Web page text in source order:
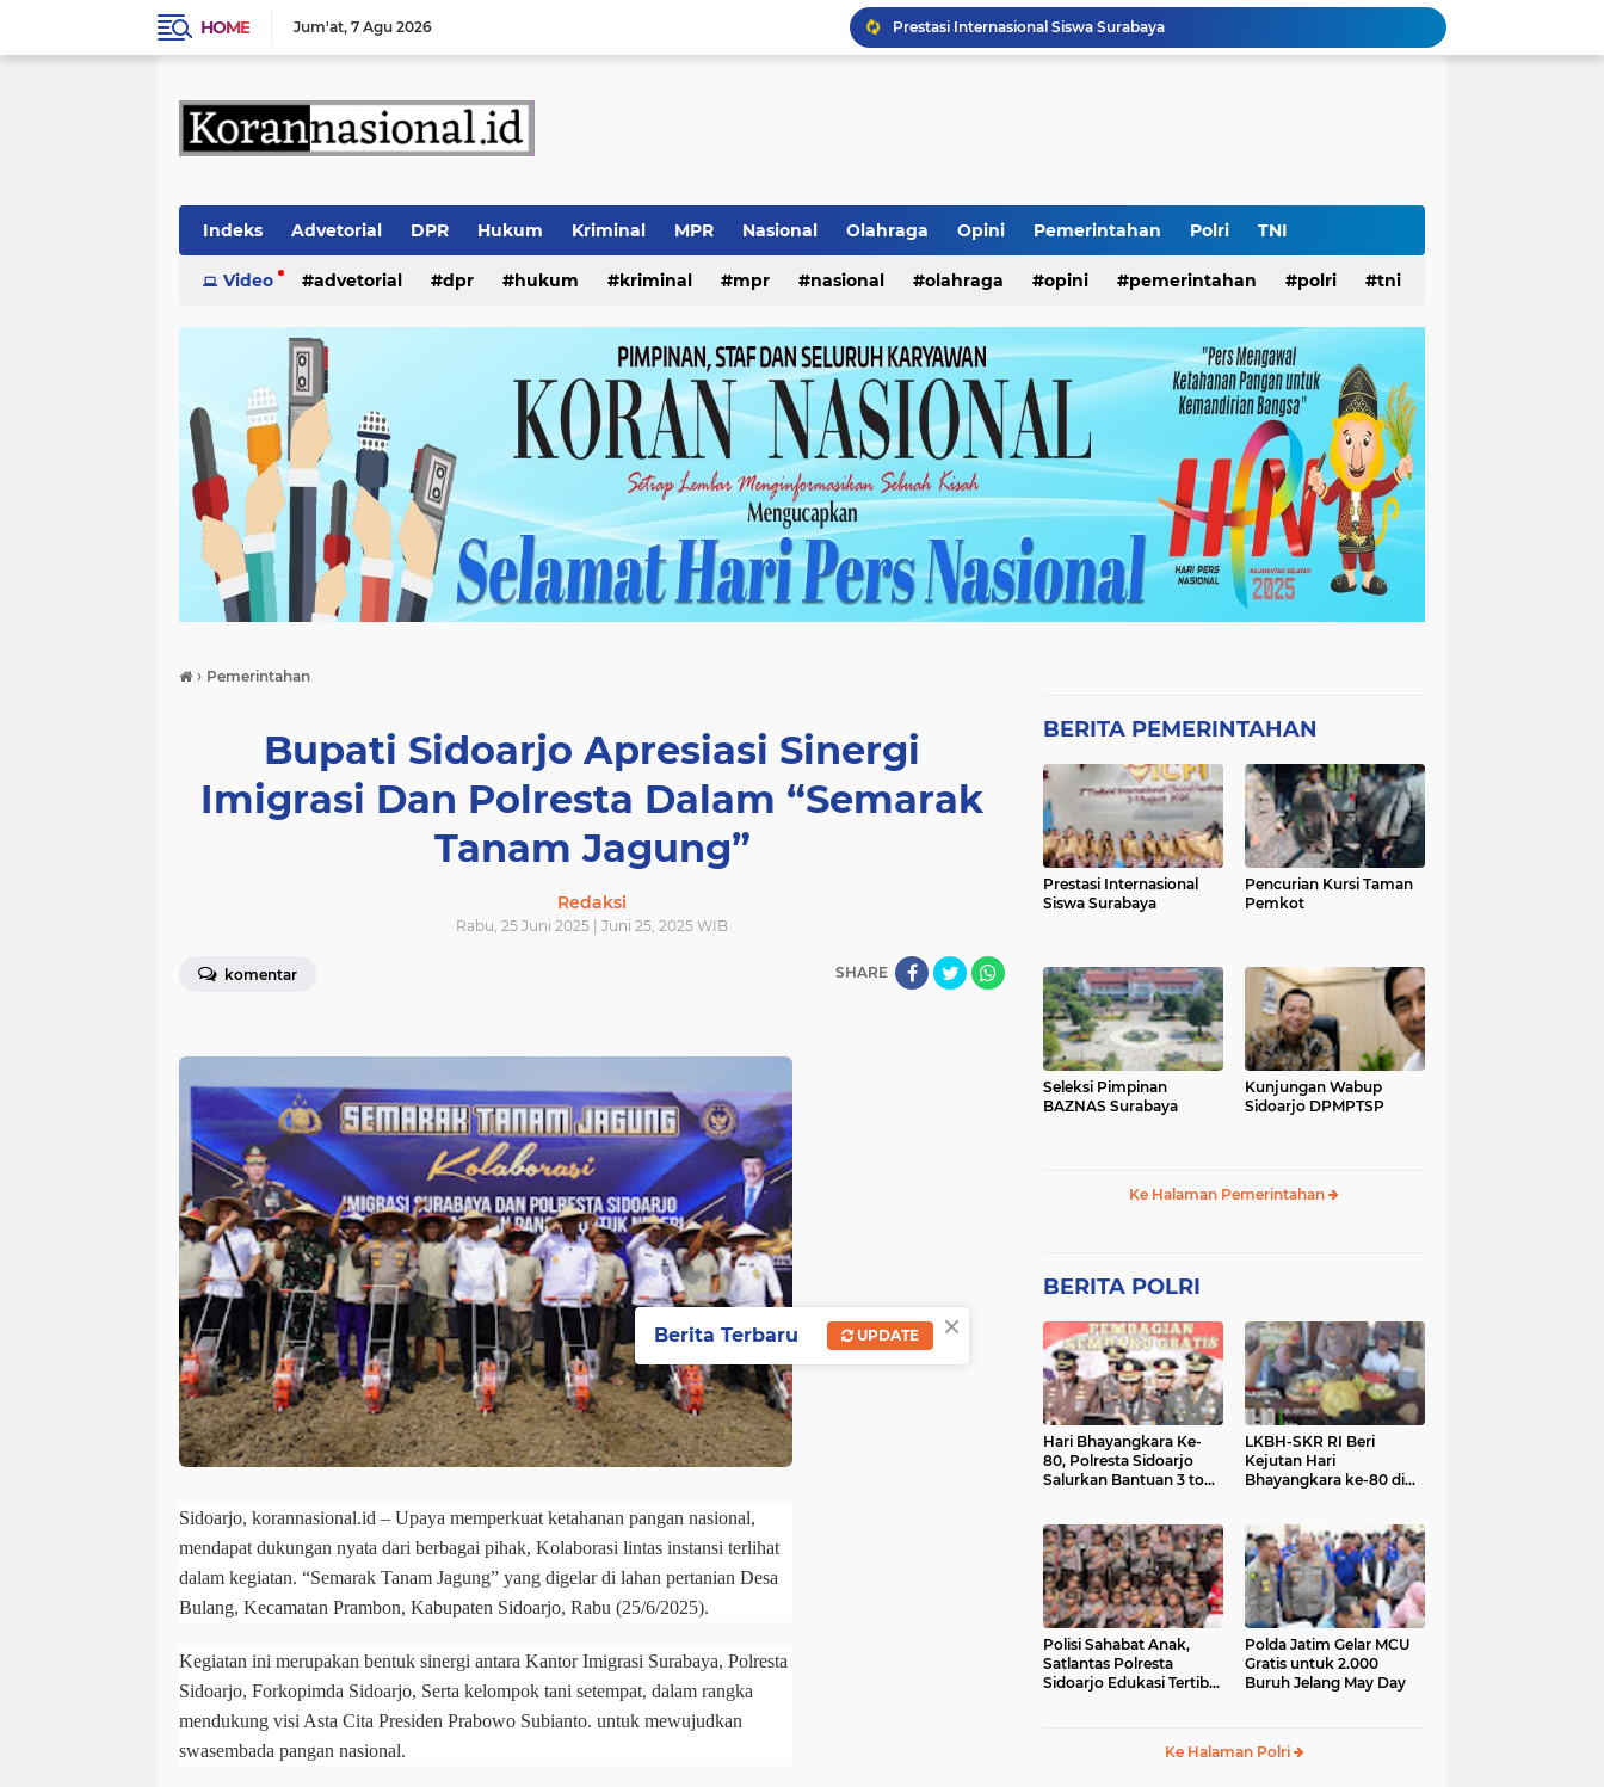
HOME Jum'at 7 Agu 2026
Prestasi Internasional Siswa Surabaya
Pencurian Kursi Taman Pemkot
Ketua Umum Yayasan Pelopor Rumah Sehat Ucapkan Dirgahayu RI ke-81
Lomba Kemerdekaan Anak Disabilitas
Indeks Advetorial DPR Hukum Kriminal MPR Nasional Olahraga Opini Pemerintahan Polri TNI
Video advetorial dpr hukum kriminal mpr nasional olahraga opini pemerintahan polri tni
› Pemerintahan
Bupati Sidoarjo Apresiasi Sinergi
Imigrasi Dan Polresta Dalam “Semarak
Tanam Jagung”
Redaksi
Rabu, 25 Juni 2025 | Juni 25, 2025 WIB
komentar SHARE
Sidoarjo, korannasional.id – Upaya memperkuat ketahanan pangan nasional,
mendapat dukungan nyata dari berbagai pihak, Kolaborasi lintas instansi terlihat
dalam kegiatan. “Semarak Tanam Jagung” yang digelar di lahan pertanian Desa
Bulang, Kecamatan Prambon, Kabupaten Sidoarjo, Rabu (25/6/2025).
Kegiatan ini merupakan bentuk sinergi antara Kantor Imigrasi Surabaya, Polresta
Sidoarjo, Forkopimda Sidoarjo, Serta kelompok tani setempat, dalam rangka
mendukung visi Asta Cita Presiden Prabowo Subianto. untuk mewujudkan
swasembada pangan nasional.
BERITA PEMERINTAHAN
Prestasi Internasional
Siswa Surabaya
Pencurian Kursi Taman
Pemkot
Seleksi Pimpinan
BAZNAS Surabaya
Kunjungan Wabup
Sidoarjo DPMPTSP
Ke Halaman Pemerintahan
BERITA POLRI
Hari Bhayangkara Ke-
80, Polresta Sidoarjo
Salurkan Bantuan 3 ton
LKBH-SKR RI Beri
Kejutan Hari
Bhayangkara ke-80 di
Polri
Polisi Sahabat Anak,
Satlantas Polresta
Sidoarjo Edukasi Tertib
Polda Jatim Gelar MCU
Gratis untuk 2.000
Buruh Jelang May Day
Ke Halaman Polri
×
Berita Terbaru UPDATE